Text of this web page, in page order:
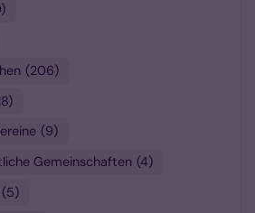
206
9
Gemeinschaften 4
5